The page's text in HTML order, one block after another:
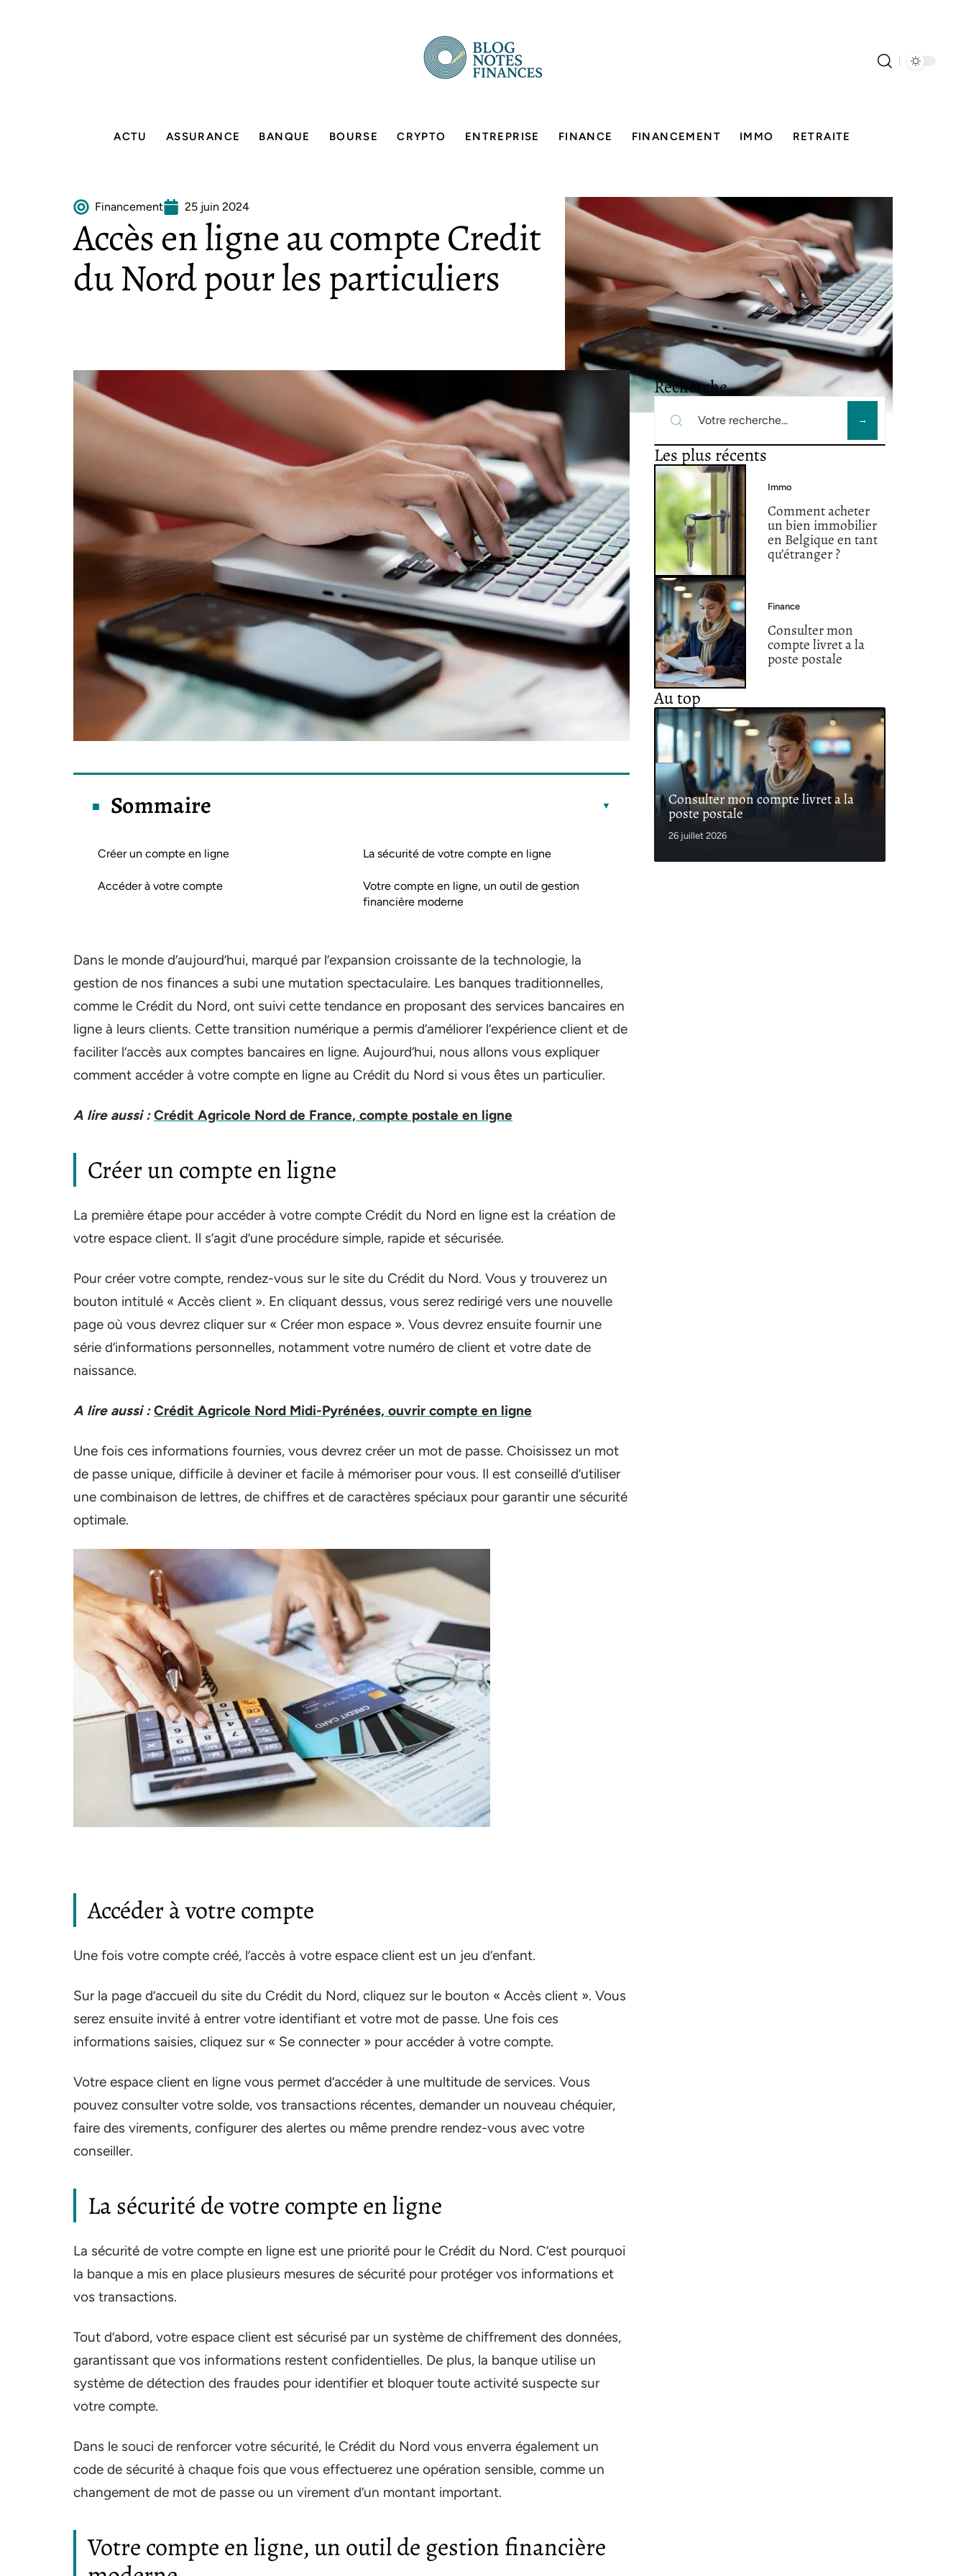
ACTU ASSURANCE BANQUE BOURSE CRYPTO ENTREPRISE FINANCE FINANCEMENT IMMO RETRAITE
Financement 25 juin 2024
Accès en ligne au compte Credit
du Nord pour les particuliers
Sommaire
Créer un compte en ligne
Accéder à votre compte
La sécurité de votre compte en ligne
Votre compte en ligne, un outil de gestion
financière moderne
Dans le monde d’aujourd’hui, marqué par l’expansion croissante de la technologie, la
gestion de nos finances a subi une mutation spectaculaire. Les banques traditionnelles,
comme le Crédit du Nord, ont suivi cette tendance en proposant des services bancaires en
ligne à leurs clients. Cette transition numérique a permis d’améliorer l’expérience client et de
faciliter l’accès aux comptes bancaires en ligne. Aujourd’hui, nous allons vous expliquer
comment accéder à votre compte en ligne au Crédit du Nord si vous êtes un particulier.
A lire aussi : Crédit Agricole Nord de France, compte postale en ligne
Créer un compte en ligne
La première étape pour accéder à votre compte Crédit du Nord en ligne est la création de
votre espace client. Il s’agit d’une procédure simple, rapide et sécurisée.
Pour créer votre compte, rendez-vous sur le site du Crédit du Nord. Vous y trouverez un
bouton intitulé « Accès client ». En cliquant dessus, vous serez redirigé vers une nouvelle
page où vous devrez cliquer sur « Créer mon espace ». Vous devrez ensuite fournir une
série d’informations personnelles, notamment votre numéro de client et votre date de
naissance.
A lire aussi : Crédit Agricole Nord Midi-Pyrénées, ouvrir compte en ligne
Une fois ces informations fournies, vous devrez créer un mot de passe. Choisissez un mot
de passe unique, difficile à deviner et facile à mémoriser pour vous. Il est conseillé d’utiliser
une combinaison de lettres, de chiffres et de caractères spéciaux pour garantir une sécurité
optimale.
Accéder à votre compte
Une fois votre compte créé, l’accès à votre espace client est un jeu d’enfant.
Sur la page d’accueil du site du Crédit du Nord, cliquez sur le bouton « Accès client ». Vous
serez ensuite invité à entrer votre identifiant et votre mot de passe. Une fois ces
informations saisies, cliquez sur « Se connecter » pour accéder à votre compte.
Votre espace client en ligne vous permet d’accéder à une multitude de services. Vous
pouvez consulter votre solde, vos transactions récentes, demander un nouveau chéquier,
faire des virements, configurer des alertes ou même prendre rendez-vous avec votre
conseiller.
La sécurité de votre compte en ligne
La sécurité de votre compte en ligne est une priorité pour le Crédit du Nord. C’est pourquoi
la banque a mis en place plusieurs mesures de sécurité pour protéger vos informations et
vos transactions.
Tout d’abord, votre espace client est sécurisé par un système de chiffrement des données,
garantissant que vos informations restent confidentielles. De plus, la banque utilise un
système de détection des fraudes pour identifier et bloquer toute activité suspecte sur
votre compte.
Dans le souci de renforcer votre sécurité, le Crédit du Nord vous enverra également un
code de sécurité à chaque fois que vous effectuerez une opération sensible, comme un
changement de mot de passe ou un virement d’un montant important.
Votre compte en ligne, un outil de gestion financière
Recherche
Les plus récents
Immo
Comment acheter
un bien immobilier
en Belgique en tant
qu’étranger ?
Finance
Consulter mon
compte livret a la
poste postale
Au top
Consulter mon compte livret a la
poste postale
26 juillet 2026